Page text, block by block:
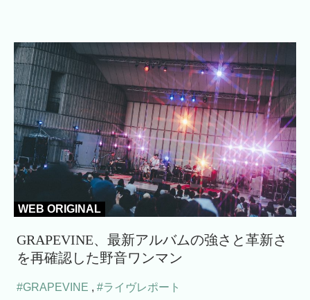
WEB ORIGINAL
GRAPEVINE、最新アルバムの強さと革新さ
を再確認した野音ワンマン
#GRAPEVINE , #ライヴレポート